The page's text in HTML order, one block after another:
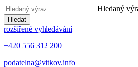
Hledaný
Hledat
rozšířené vyhledávání
+420 556 312 200
podatelna@vitkov.info